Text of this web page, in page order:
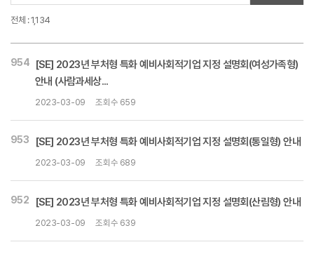
전체 : 1,134
954
[SE] 2023년 부처형 특화 예비사회적기업 지정 설명회(여성가족형)
안내 (사람과세상...
2023-03-09 조회수 659
953 [SE] 2023년 부처형 특화 예비사회적기업 지정 설명회(통일형) 안내
2023-03-09 조회수 689
952 [SE] 2023년 부처형 특화 예비사회적기업 지정 설명회(산림형) 안내
2023-03-09 조회수 639